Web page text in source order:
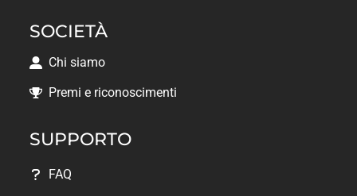
SOCIETÀ
Chi siamo
Premi e riconoscimenti
SUPPORTO
FAQ